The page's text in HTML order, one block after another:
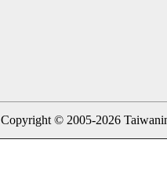
Copyright © 2005-2026